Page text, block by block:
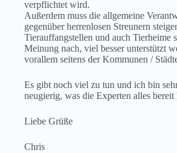
verpflichtet wird.
Außerdem muss die allgemeine
gegenüber herrenlosen Streunern
Tierauffangstellen und auch Tierheime
Meinung nach, viel besser unterstützt
vorallem seitens der Kommunen /
Es gibt noch viel zu tun und ich bin
neugierig, was die Experten alles
Liebe Grüße
Chris